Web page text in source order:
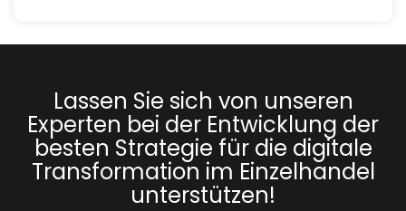
Lassen Sie sich von unseren
Experten bei der Entwicklung der
besten Strategie für die digitale
Transformation im Einzelhandel
unterstützen!